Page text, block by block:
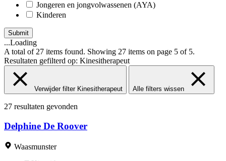
Jongeren en jongvolwassenen (AYA)
Kinderen
Submit
...Loading
A total of 27 items found. Showing 27 items on page 5 of 5.
Resultaten gefilterd op: Kinesitherapeut
Verwijder filter Kinesitherapeut Alle filters wissen
27 resultaten gevonden
Delphine De Roover
Waasmunster